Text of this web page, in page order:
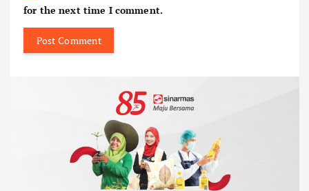
for the next time I comment.